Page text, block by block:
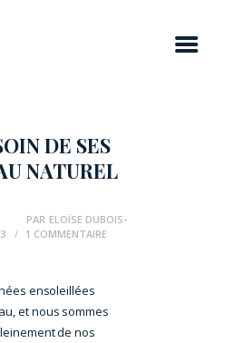
DE SES
NATUREL
PAR ELOÏSE DUBOIS-
1 COMMENTAIRE
ensoleillées
et nous sommes
de nos